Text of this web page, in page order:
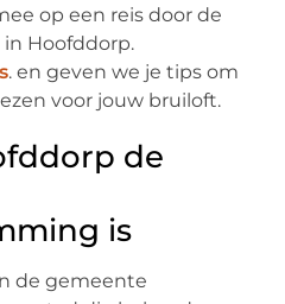
op een reis door de
Hoofddorp.
. en geven we je tips om
voor jouw bruiloft.
de
is
de gemeente